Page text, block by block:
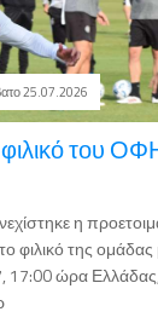
25.07.2026
του
η
φιλικό της
ώρα Ελλάδας,